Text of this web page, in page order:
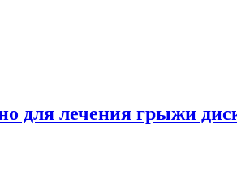
для лечения грыжи